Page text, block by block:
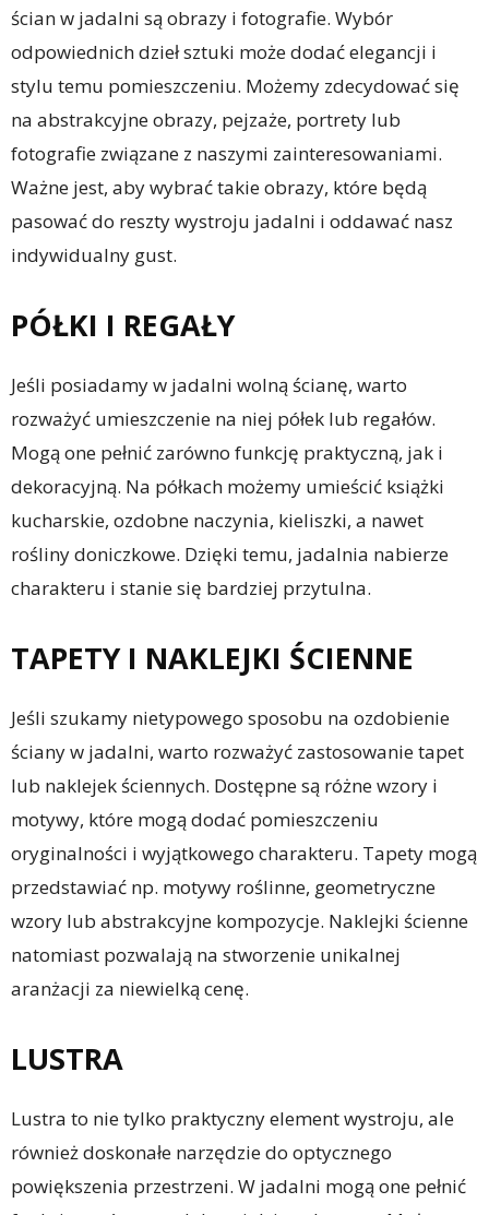
ścian w jadalni są obrazy i fotografie. Wybór
odpowiednich dzieł sztuki może dodać elegancji i
stylu temu pomieszczeniu. Możemy zdecydować się
na abstrakcyjne obrazy, pejzaże, portrety lub
fotografie związane z naszymi zainteresowaniami.
Ważne jest, aby wybrać takie obrazy, które będą
pasować do reszty wystroju jadalni i oddawać nasz
indywidualny gust.
PÓŁKI I REGAŁY
Jeśli posiadamy w jadalni wolną ścianę, warto
rozważyć umieszczenie na niej półek lub regałów.
Mogą one pełnić zarówno funkcję praktyczną, jak i
dekoracyjną. Na półkach możemy umieścić książki
kucharskie, ozdobne naczynia, kieliszki, a nawet
rośliny doniczkowe. Dzięki temu, jadalnia nabierze
charakteru i stanie się bardziej przytulna.
TAPETY I NAKLEJKI ŚCIENNE
Jeśli szukamy nietypowego sposobu na ozdobienie
ściany w jadalni, warto rozważyć zastosowanie tapet
lub naklejek ściennych. Dostępne są różne wzory i
motywy, które mogą dodać pomieszczeniu
oryginalności i wyjątkowego charakteru. Tapety mogą
przedstawiać np. motywy roślinne, geometryczne
wzory lub abstrakcyjne kompozycje. Naklejki ścienne
natomiast pozwalają na stworzenie unikalnej
aranżacji za niewielką cenę.
LUSTRA
Lustra to nie tylko praktyczny element wystroju, ale
również doskonałe narzędzie do optycznego
powiększenia przestrzeni. W jadalni mogą one pełnić